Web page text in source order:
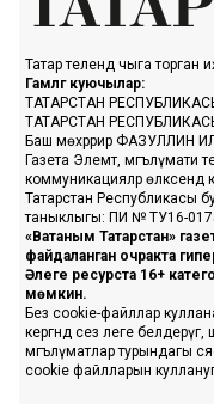
Татар телендә чыга торган
Гамәлгә куючылар:
ТАТАРСТАН
ТАТАРСТАН
Баш мөхәррир ФАЗУЛЛИН
Газета Элемтә, мәгълүмати
коммуникацияләр
Татарстан Республикасы
таныклыгы: ПИ № ТУ16-
«Ватаным Татарстан»
файдаланган очракта
Әлеге ресурста 16+
мөмкин.
Без cookie-файллар
кергәндә сез әлеге
мәгълүматлар турындагы
cookie файлларын